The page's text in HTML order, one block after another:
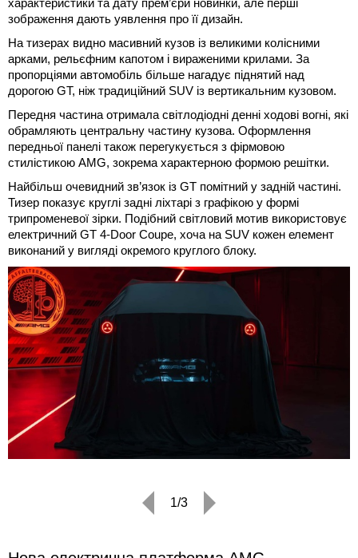
характеристики та дату прем’єри новинки, але перші
зображення дають уявлення про її дизайн.
На тизерах видно масивний кузов із великими колісними
арками, рельєфним капотом і вираженими крилами. За
пропорціями автомобіль більше нагадує піднятий над
дорогою GT, ніж традиційний SUV із вертикальним кузовом.
Передня частина отримала світлодіодні денні ходові вогні, які
обрамляють центральну частину кузова. Оформлення
передньої панелі також перегукується з фірмовою
стилістикою AMG, зокрема характерною формою решітки.
Найбільш очевидний зв’язок із GT помітний у задній частині.
Тизер показує круглі задні ліхтарі з графікою у формі
трипроменевої зірки. Подібний світловий мотив використовує
електричний GT 4-Door Coupe, хоча на SUV кожен елемент
виконаний у вигляді окремого круглого блоку.
1/3